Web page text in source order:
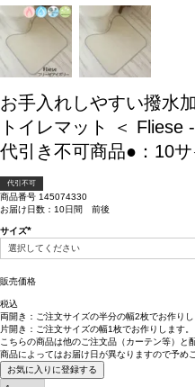
お手入れしやすい撥水
トイレマット ＜
代引き不可商品●：10
代引不可
商品番号 145074330
お届け日数：10日間 前後
サイズ
(必
須)
販売価格
税込
両開き： ご注文サイズの半分の幅2枚でお作りし
片開き： ご注文サイズの幅1枚でお作りします。
こちらの商品は他のご注文品（カーテン等）と
商品によってはお届け日が異なりますので予め
お気に入りに登録する